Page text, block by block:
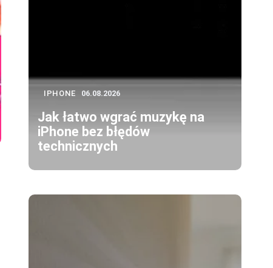
IPHONE 06.08.2026
Jak łatwo wgrać muzykę na
iPhone bez błędów
technicznych